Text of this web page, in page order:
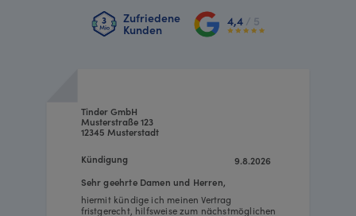
Zufriedene
Kunden
4,4 / 5
9.8.2026
Tinder GmbH
Musterstraße 123
12345 Musterstadt
hiermit kündige ich meinen Vertrag
fristgerecht, hilfsweise zum nächstmöglichen
Sehr geehrte Damen und Herren,
Kündigung